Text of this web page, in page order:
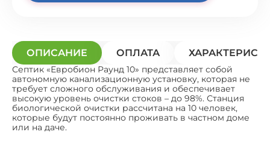
ОПИСАНИЕ ОПЛАТА
Септик «Евробион Раунд 10» представляет собой
автономную канализационную установку, которая не
требует сложного обслуживания и обеспечивает
высокую уровень очистки стоков – до 98%. Станция
биологической очистки рассчитана на 10 человек,
которые будут постоянно проживать в частном доме
или на даче.